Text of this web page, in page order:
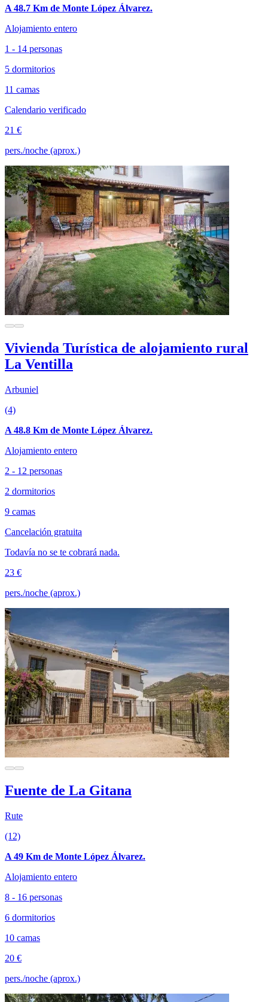
A 48.7 Km de Monte López Álvarez.
Alojamiento entero
1 - 14 personas
5 dormitorios
11 camas
Calendario verificado
21 €
pers./noche (aprox.)
Vivienda Turística de alojamiento rural
La Ventilla
Arbuniel
(4)
A 48.8 Km de Monte López Álvarez.
Alojamiento entero
2 - 12 personas
2 dormitorios
9 camas
Cancelación gratuita
Todavía no se te cobrará nada.
23 €
pers./noche (aprox.)
Fuente de La Gitana
Rute
(12)
A 49 Km de Monte López Álvarez.
Alojamiento entero
8 - 16 personas
6 dormitorios
10 camas
20 €
pers./noche (aprox.)